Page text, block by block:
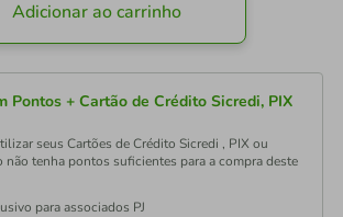
Adicionar ao carrinho
Pontos + Cartão de Crédito Sicredi, PIX
seus Cartões de Crédito Sicredi , PIX ou
não tenha pontos suficientes para a compra deste
para associados PJ